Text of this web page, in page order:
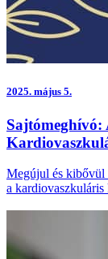
2025. május 5.
Sajtómeghívó:
Megújul és kibővül
a kardiovaszkuláris